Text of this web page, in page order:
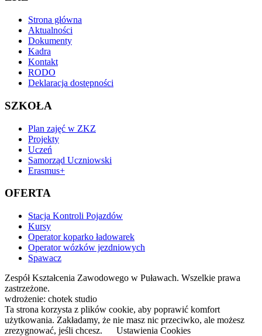
Strona główna
Aktualności
Dokumenty
Kadra
Kontakt
RODO
Deklaracja dostępności
SZKOŁA
Plan zajęć w ZKZ
Projekty
Uczeń
Samorząd Uczniowski
Erasmus+
OFERTA
Stacja Kontroli Pojazdów
Kursy
Operator koparko ładowarek
Operator wózków jezdniowych
Spawacz
Zespół Kształcenia Zawodowego w Puławach. Wszelkie prawa
zastrzeżone.
wdrożenie: chotek studio
Ta strona korzysta z plików cookie, aby poprawić komfort
użytkowania. Zakładamy, że nie masz nic przeciwko, ale możesz
zrezygnować, jeśli chcesz.
Ustawienia Cookies